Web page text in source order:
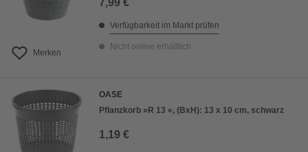
Merken
7,99 €
Verfügbarkeit im Markt prüfen
Nicht online erhältlich
OASE
Pflanzkorb »R 13 «, (BxH): 13 x 10 cm, schwarz
1,19 €